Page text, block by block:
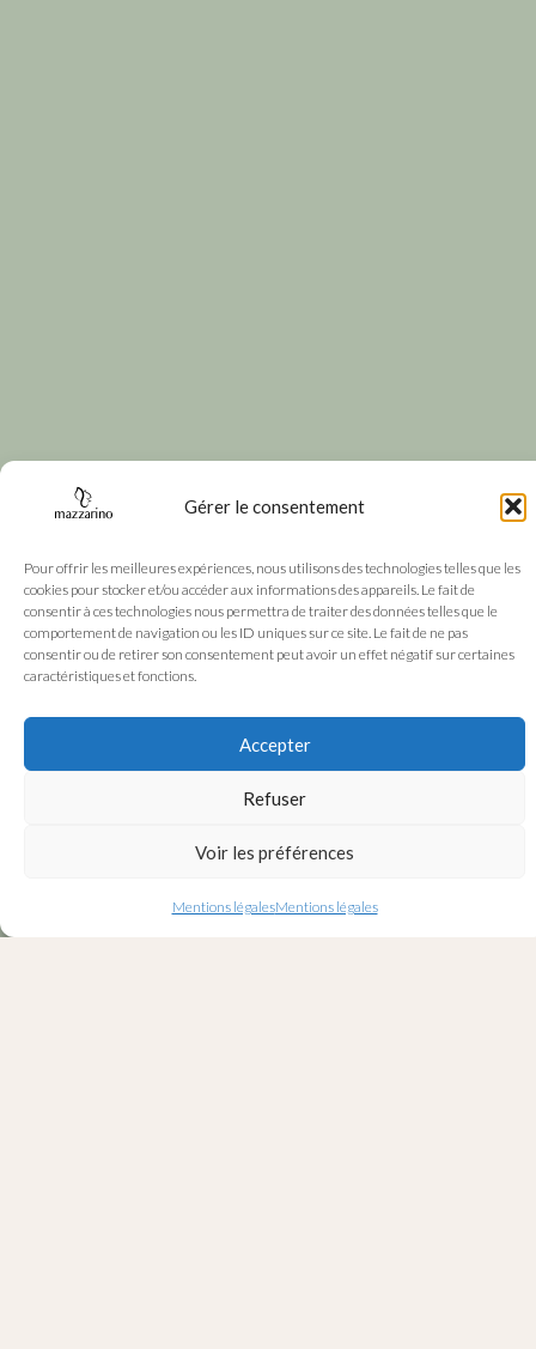
Gérer le consentement
Pour offrir les meilleures expériences, nous utilisons des technologies telles que les
cookies pour stocker et/ou accéder aux informations des appareils. Le fait de
consentir à ces technologies nous permettra de traiter des données telles que le
comportement de navigation ou les ID uniques sur ce site. Le fait de ne pas
consentir ou de retirer son consentement peut avoir un effet négatif sur certaines
caractéristiques et fonctions.
Accepter
Refuser
Voir les préférences
Mentions légalesMentions légales